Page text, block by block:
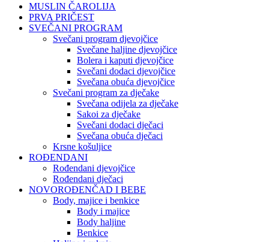
MUSLIN ČAROLIJA
PRVA PRIČEST
SVEČANI PROGRAM
Svečani program djevojčice
Svečane haljine djevojčice
Bolera i kaputi djevojčice
Svečani dodaci djevojčice
Svečana obuća djevojčice
Svečani program za dječake
Svečana odijela za dječake
Sakoi za dječake
Svečani dodaci dječaci
Svečana obuća dječaci
Krsne košuljice
ROĐENDANI
Rođendani djevojčice
Rođendani dječaci
NOVOROĐENČAD I BEBE
Body, majice i benkice
Body i majice
Body haljine
Benkice